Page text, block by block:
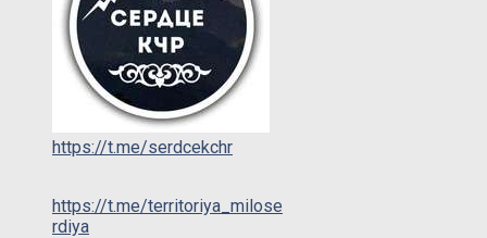
https://t.me/serdcekchr
https://t.me/territoriya_milose
rdiya